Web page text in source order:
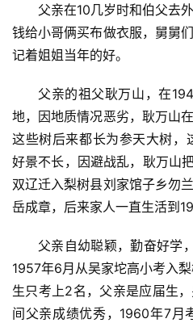
父亲在10几岁时和伯父去
钱给小哥俩买布做衣服，舅舅
记着姐姐当年的好。
父亲的祖父耿万山，在
地，因地质情况恶劣，耿万山
这些树后来都长为参天大树，
好景不长，因避战乱，耿万山
双辽迁入梨树县刘家馆子乡勿
岳成章，后来家人一直生活到
父亲自幼聪颖，勤奋好学
1957年6月从吴家坨高小考入
生只考上2名，父亲是应届生
间父亲成绩优秀，1960年7月